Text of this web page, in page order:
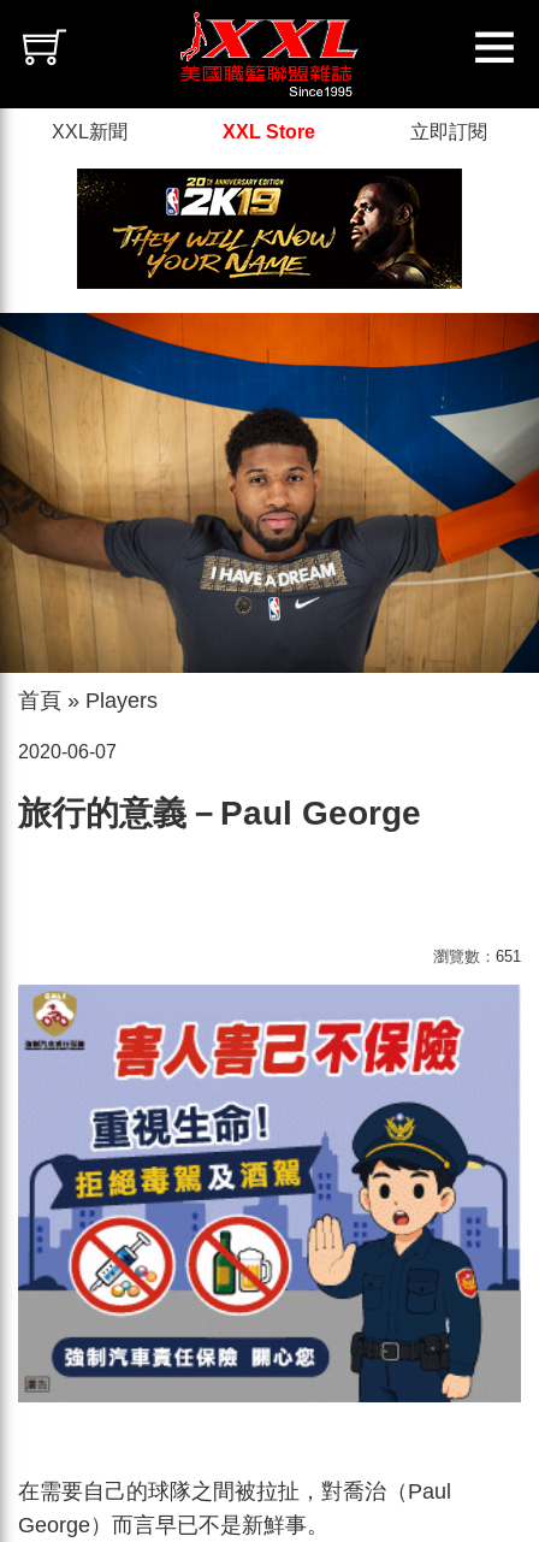
XXL新聞 XXL Store 立即訂閱
首頁 » Players
2020-06-07
旅行的意義－Paul George
瀏覽數： 651
在需要自己的球隊之間被拉扯，對喬治（Paul
George）而言早已不是新鮮事。